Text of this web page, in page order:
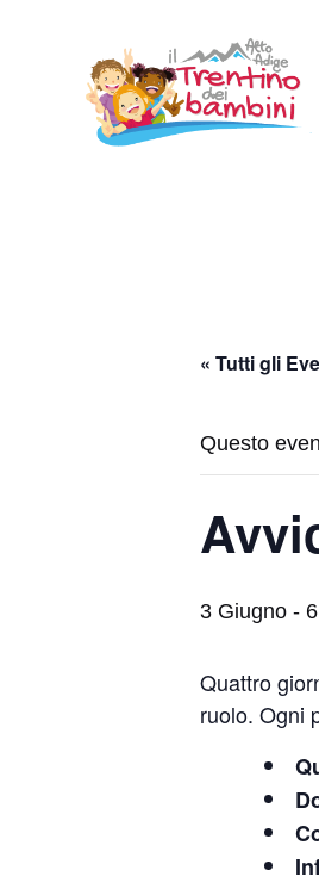
contenuto
« Tutti gli
Questo
3 Giugno -
Quattro
ruolo. Ogni